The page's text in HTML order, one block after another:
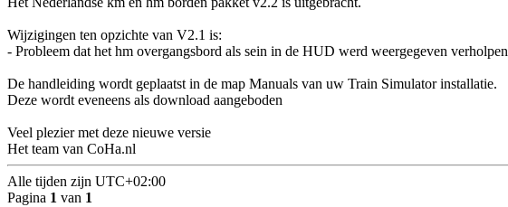
Wijzigingen ten opzichte van V2.1 is:
- Probleem dat het hm overgangsbord als sein in de HUD werd weergegeven verholpen
De handleiding wordt geplaatst in de map Manuals van uw Train Simulator installatie.
Deze wordt eveneens als download aangeboden
Veel plezier met deze nieuwe versie
Het team van CoHa.nl
Alle tijden zijn UTC+02:00
Pagina 1 van 1